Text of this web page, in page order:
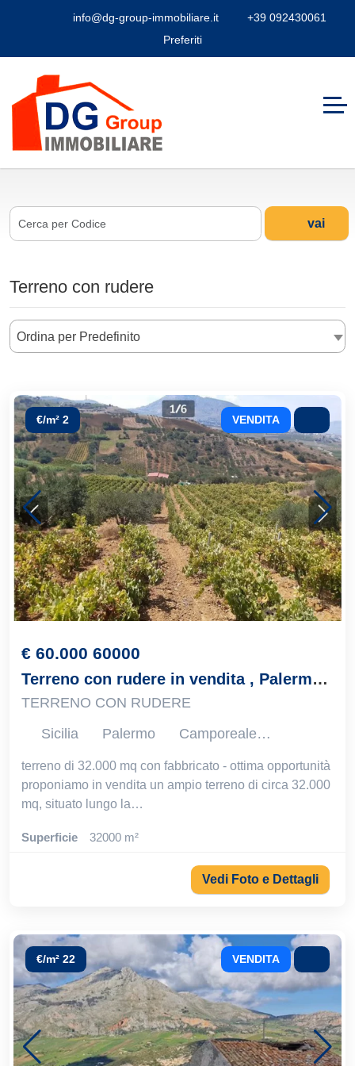
info@dg-group-immobiliare.it
+39 092430061
Preferiti
vai
Terreno con rudere
Ordina per Predefinito
€/m² 2 VENDITA
€ 60.000 60000
Terreno con rudere in vendita , Palermo, località Camporeale
TERRENO CON RUDERE
Sicilia
Palermo Camporeale
terreno di 32.000 mq con fabbricato - ottima opportunità
proponiamo in vendita un ampio terreno di circa 32.000
mq, situato lungo la…
Superficie 32000 m²
Vedi Foto e Dettagli
€/m² 22 VENDITA